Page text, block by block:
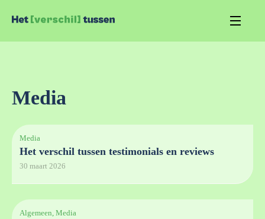
Media
Media
Het verschil tussen testimonials en reviews
30 maart 2026
Algemeen, Media